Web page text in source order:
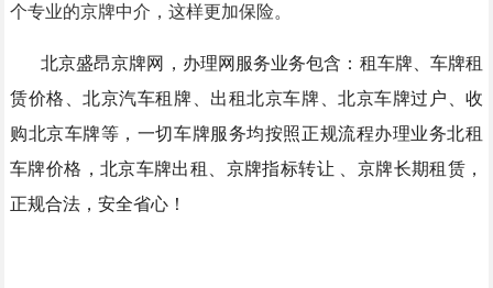
个专业的京牌中介，这样更加保险。
北京盛昂京牌网 ， 办理网服务业务包含： 租车牌、 车牌租
赁价格 、北京汽车租牌 出租北京车牌 、北京车牌过户 、收
购北京车牌等，一切车牌服务均按照正规流程办理业务北租
车牌价格 ， 北京车牌出租 京牌指标转让 京牌长期租赁 ，
正规合法，安全省心！